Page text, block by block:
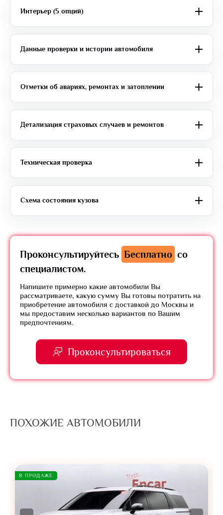
Интерьер (5 опций)
Данные проверки и истории автомобиля
Отметки об авариях, ремонтах и затоплении
Детализация страховых случаев и ремонтов
Техническая проверка
Схема состояния кузова
Проконсультируйтесь Бесплатно со
специалистом.
Напишите примерно какие автомобили Вы
рассматриваете, какую сумму Вы готовы потратить на
приобретение автомобиля с доставкой до Москвы и
мы предоставим несколько вариантов по Вашим
предпочтениям.
Проконсультироваться
ПОХОЖИЕ АВТОМОБИЛИ
В ПРОДАЖЕ